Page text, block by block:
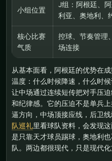
小组位置
J组：阿根廷、
利亚、奥地利、
核心比赛
气质
控球、节奏管理
场连接
从基本面看，阿根廷的优势在
温度：什么时候降速，什么时
让中场通过连续短传把对手压
和纪律感。它的压迫不是单兵
逼方向，中场顶接应线，后卫
队巡礼里看球队资料，会发现
是只靠天才球员踢球，奥地利
队。两边都很现代，只是现代化